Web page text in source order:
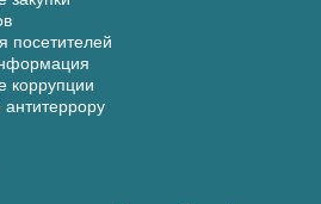
посетителей
коррупции